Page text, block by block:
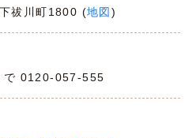
祓川町1800 (地図 )
で 0120-057-555